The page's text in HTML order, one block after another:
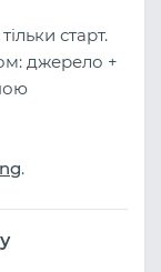
старт.
джерело +
.